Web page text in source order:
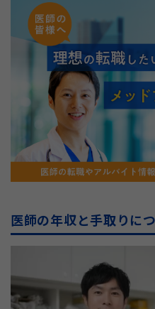
医師の年収と手取りに